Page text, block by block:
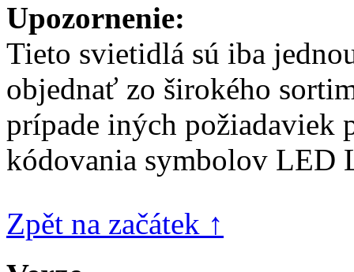
Upozornenie:
Tieto svietidlá sú iba
objednať zo širokého
prípade iných požiadaviek
kódovania symbolov
Zpět na začátek ↑